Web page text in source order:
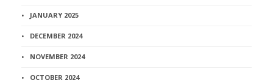
JANUARY 2025
DECEMBER 2024
NOVEMBER 2024
OCTOBER 2024